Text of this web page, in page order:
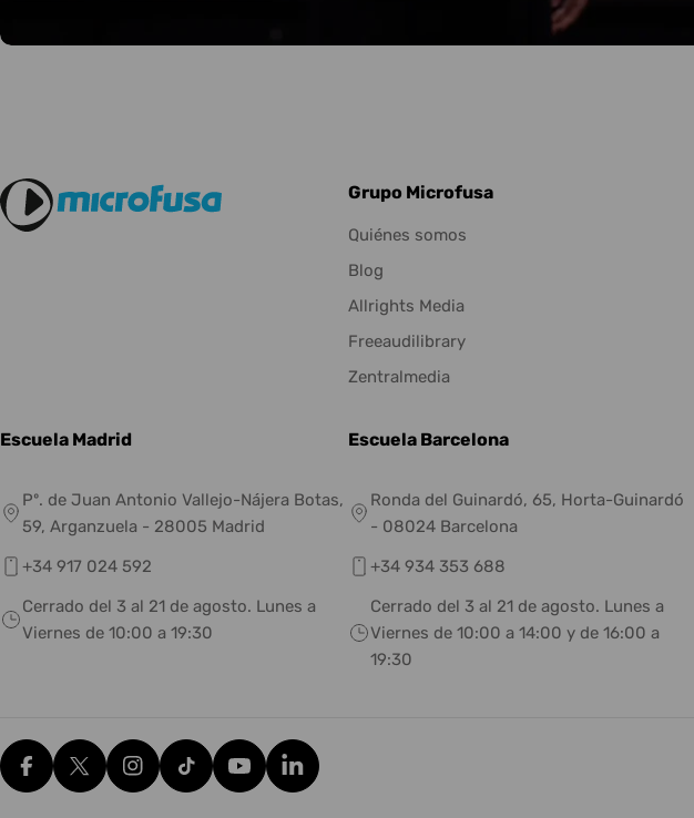
Grupo Microfusa
Quiénes somos
Blog
Allrights Media
Freeaudilibrary
Zentralmedia
Escuela Madrid
Pº. de Juan Antonio Vallejo-Nájera Botas,
59, Arganzuela - 28005 Madrid
+34 917 024 592
Cerrado del 3 al 21 de agosto. Lunes a
Viernes de 10:00 a 19:30
Escuela Barcelona
Ronda del Guinardó, 65, Horta-Guinardó
- 08024 Barcelona
+34 934 353 688
Cerrado del 3 al 21 de agosto. Lunes a
Viernes de 10:00 a 14:00 y de 16:00 a
19:30
FacebookX (Twitter)Instagram
tiktok YouTubeTranslation missing: